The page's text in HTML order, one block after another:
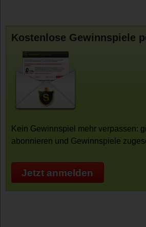
Kostenlose Gewinnspiele
Kein Gewinnspiel mehr verpassen:
abonnieren und Gewinnspiele
Jetzt anmelden